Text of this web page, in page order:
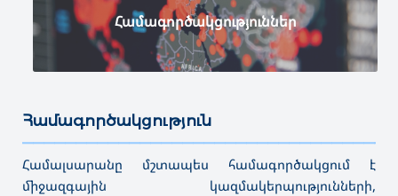
Համագործակցություններ
Համագործակցություն
Համալսարանը մշտապես համագործակցում է
միջազգային կազմակերպությունների,